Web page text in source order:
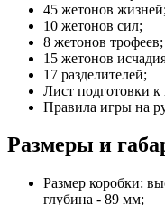
45 жетонов жизней;
10 жетонов сил;
8 жетонов трофеев;
15 жетонов
17 разделителей;
Лист подготовки к
Правила игры на
Размеры и
Размер коробки:
глубина - 89 мм;